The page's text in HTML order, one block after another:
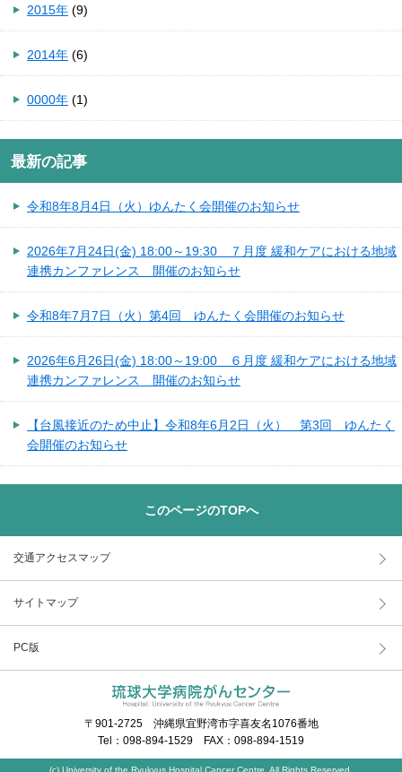
2015年 (9)
2014年 (6)
0000年 (1)
最新の記事
令和8年8月4日（火）ゆんたく会開催のお知らせ
2026年7月24日(金) 18:00～19:30 ７月度 緩和ケアにおける地域
連携カンファレンス 開催のお知らせ
令和8年7月7日（火）第4回 ゆんたく会開催のお知らせ
2026年6月26日(金) 18:00～19:00 ６月度 緩和ケアにおける地域
連携カンファレンス 開催のお知らせ
【台風接近のため中止】令和8年6月2日（火） 第3回 ゆんたく
会開催のお知らせ
このページのTOPへ
交通アクセスマップ
サイトマップ
PC版
〒901-2725 沖縄県宜野湾市字喜友名1076番地
Tel：098-894-1529 FAX：098-894-1519
(c) University of the Ryukyus Hospital,Cancer Centre. All Rights Reserved.